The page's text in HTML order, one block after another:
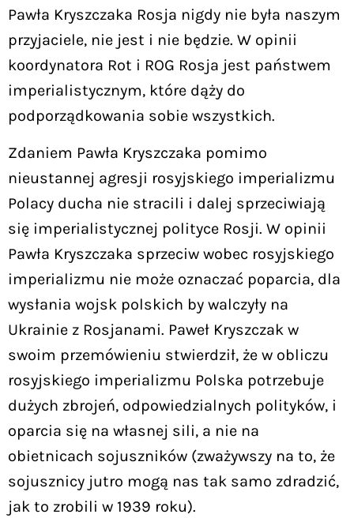
Pawła Kryszczaka Rosja nigdy nie była naszym
przyjaciele, nie jest i nie będzie. W opinii
koordynatora Rot i ROG Rosja jest państwem
imperialistycznym, które dąży do
podporządkowania sobie wszystkich.
Zdaniem Pawła Kryszczaka pomimo
nieustannej agresji rosyjskiego imperializmu
Polacy ducha nie stracili i dalej sprzeciwiają
się imperialistycznej polityce Rosji. W opinii
Pawła Kryszczaka sprzeciw wobec rosyjskiego
imperializmu nie może oznaczać poparcia, dla
wysłania wojsk polskich by walczyły na
Ukrainie z Rosjanami. Paweł Kryszczak w
swoim przemówieniu stwierdził, że w obliczu
rosyjskiego imperializmu Polska potrzebuje
dużych zbrojeń, odpowiedzialnych polityków, i
oparcia się na własnej sili, a nie na
obietnicach sojuszników (zważywszy na to, że
sojusznicy jutro mogą nas tak samo zdradzić,
jak to zrobili w 1939 roku).